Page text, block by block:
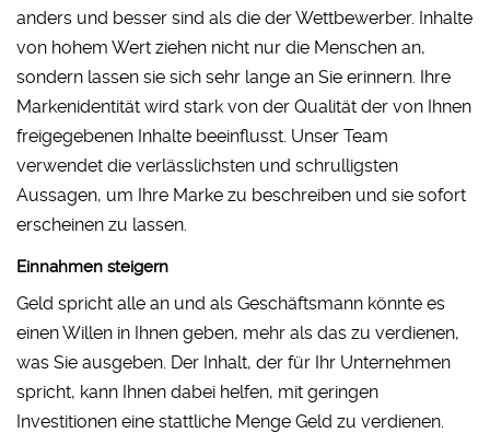
anders und besser sind als die der Wettbewerber. Inhalte
von hohem Wert ziehen nicht nur die Menschen an,
sondern lassen sie sich sehr lange an Sie erinnern. Ihre
Markenidentität wird stark von der Qualität der von Ihnen
freigegebenen Inhalte beeinflusst. Unser Team
verwendet die verlässlichsten und schrulligsten
Aussagen, um Ihre Marke zu beschreiben und sie sofort
erscheinen zu lassen.
Einnahmen steigern
Geld spricht alle an und als Geschäftsmann könnte es
einen Willen in Ihnen geben, mehr als das zu verdienen,
was Sie ausgeben. Der Inhalt, der für Ihr Unternehmen
spricht, kann Ihnen dabei helfen, mit geringen
Investitionen eine stattliche Menge Geld zu verdienen.